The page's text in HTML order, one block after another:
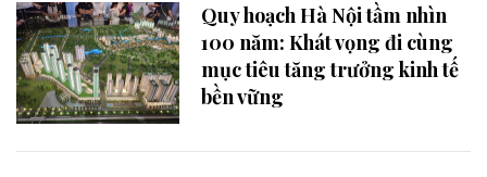
Quy hoạch Hà Nội tầm nhìn
100 năm: Khát vọng đi cùng
mục tiêu tăng trưởng kinh tế
bền vững